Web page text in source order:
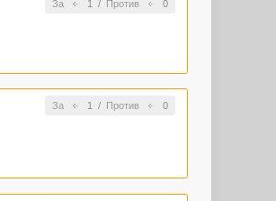
За 1 / Против 0
За 1 / Против 0